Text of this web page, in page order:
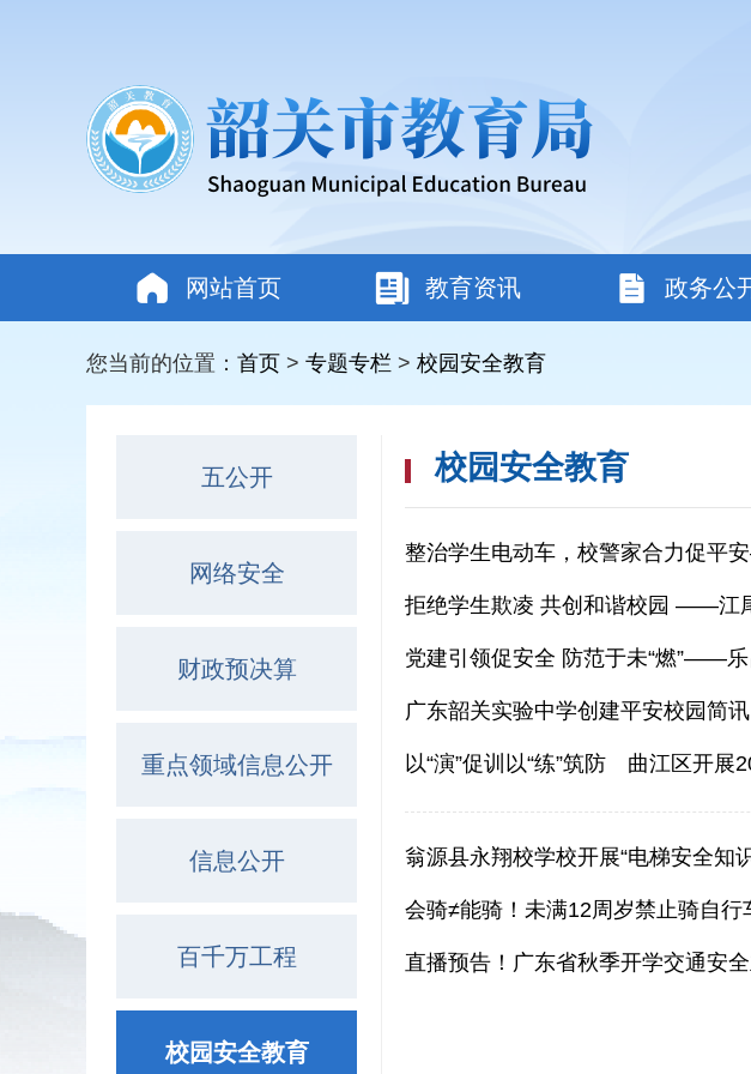
网站首页 教育资讯 政务公
您当前的位置： 首页 > 专题专栏 > 校园安全教育
五公开
网络安全
财政预决算
重点领域信息公开
信息公开
百千万工程
校园安全教育
校园安全教育
整治学生电动车，校警家合力促平
拒绝学生欺凌 共创和谐校园 ——江
党建引领促安全 防范于未“燃”——
广东韶关实验中学创建平安校园简讯
以“演”促训以“练”筑防 曲江区开展
翁源县永翔校学校开展“电梯安全知
会骑≠能骑！未满12周岁禁止骑自
直播预告！广东省秋季开学交通安全